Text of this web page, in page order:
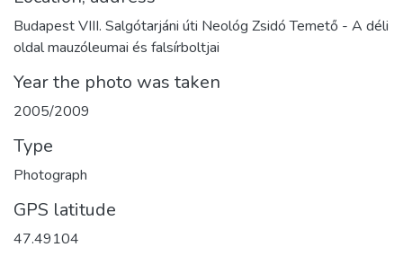
Budapest VIII. Salgótarjáni úti Neológ Zsidó Temető - A déli
oldal mauzóleumai és falsírboltjai
Year the photo was taken
2005/2009
Type
Photograph
GPS latitude
47.49104